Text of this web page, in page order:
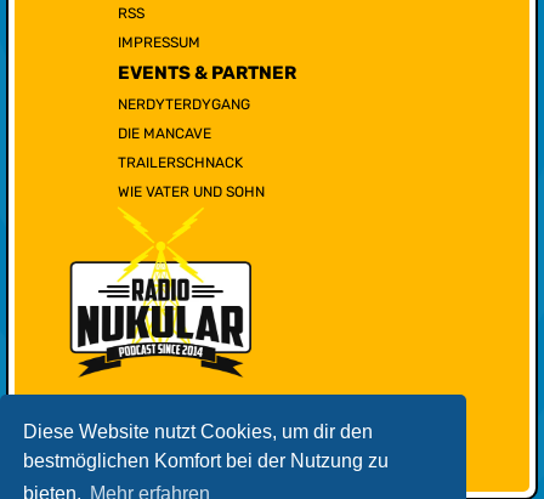
Diese Website nutzt Cookies, um dir den
bestmöglichen Komfort bei der Nutzung zu
bieten. Mehr erfahren
RSS
IMPRESSUM
EVENTS & PARTNER
NERDYTERDYGANG
DIE MANCAVE
TRAILERSCHNACK
WIE VATER UND SOHN